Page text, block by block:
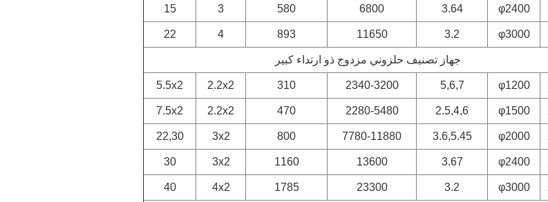
φ2400
3.64
6800
580
3
15
φ3000
3.2
11650
893
4
22
جهاز تصنيف حلزوني مزدوج ذو ارتداء كبير
φ1200
5,6,7
2340-3200
310
2.2x2
5.5x2
φ1500
2.5,4,6
2280-5480
470
2.2x2
7.5x2
φ2000
3.6,5.45
7780-11880
800
3x2
22,30
φ2400
3.67
13600
1160
3x2
30
φ3000
3.2
23300
1785
4x2
40